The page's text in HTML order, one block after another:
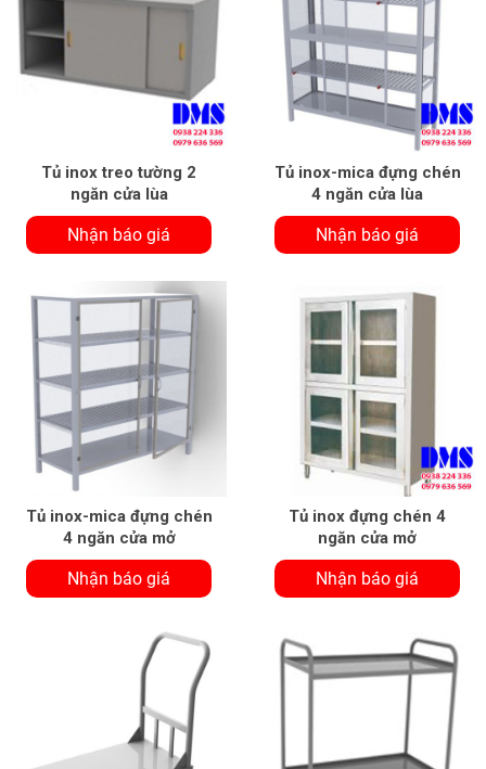
Tủ inox treo tường 2
ngăn cửa lùa
Nhận báo giá
Tủ inox-mica đựng chén
4 ngăn cửa lùa
Nhận báo giá
Tủ inox-mica đựng chén
4 ngăn cửa mở
Nhận báo giá
Tủ inox đựng chén 4
ngăn cửa mở
Nhận báo giá